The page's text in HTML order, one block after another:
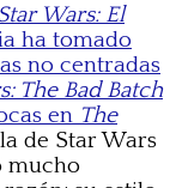
Wars: El
ha tomado
no centradas
The Bad Batch
en The
de Star Wars
mucho